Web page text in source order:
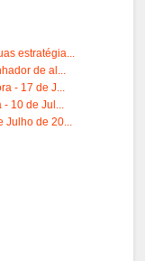
estratégia...
de al...
- 17 de J...
- 10 de Jul...
Julho de 20...